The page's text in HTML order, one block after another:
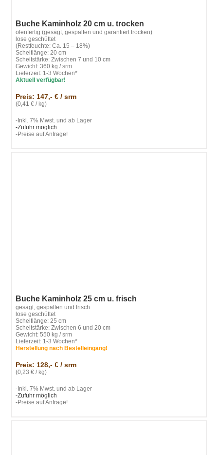
Buche Kaminholz 20 cm u. trocken
ofenfertig (gesägt, gespalten und garantiert trocken)
lose geschüttet
(Restfeuchte: Ca. 15 – 18%)
Scheitlänge: 20 cm
Scheitstärke: Zwischen 7 und 10 cm
Gewicht: 360 kg / srm
Lieferzeit: 1-3 Wochen*
Aktuell verfügbar!
Preis: 147,- € / srm
(0,41 € / kg)
-Inkl. 7% Mwst. und ab Lager
-Zufuhr möglich
-Preise auf Anfrage!
Buche Kaminholz 25 cm u. frisch
gesägt, gespalten und frisch
lose geschüttet
Scheitlänge: 25 cm
Scheitstärke: Zwischen 6 und 20 cm
Gewicht: 550 kg / srm
Lieferzeit: 1-3 Wochen*
Herstellung nach Bestelleingang!
Preis: 128,- € / srm
(0,23 € / kg)
-Inkl. 7% Mwst. und ab Lager
-Zufuhr möglich
-Preise auf Anfrage!